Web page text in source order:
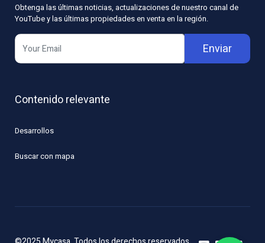
Obtenga las últimas noticias, actualizaciones de nuestro canal de
YouTube y las últimas propiedades en venta en la región.
Enviar
Contenido relevante
Desarrollos
Buscar con mapa